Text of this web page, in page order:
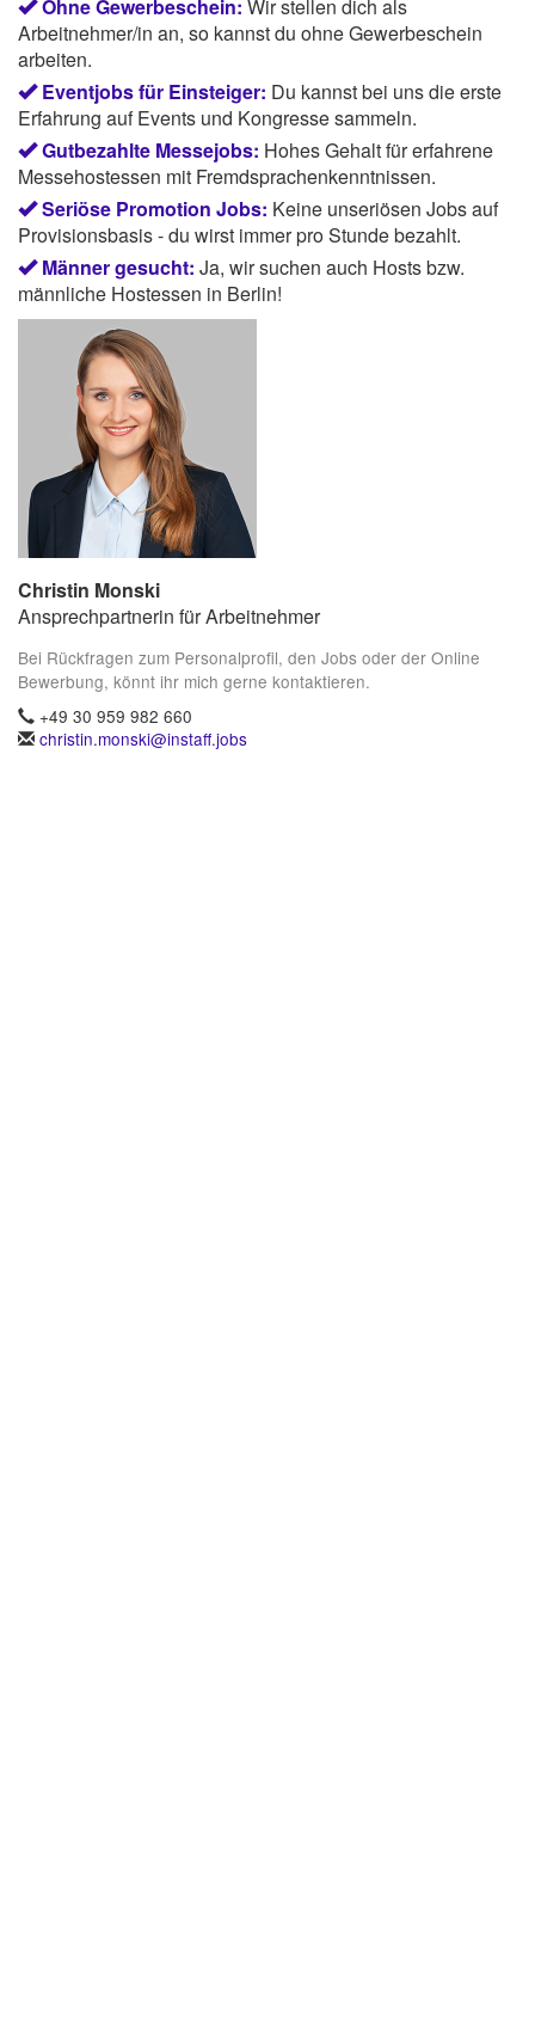
Ohne Gewerbeschein: Wir stellen dich als
Arbeitnehmer/in an, so kannst du ohne Gewerbeschein
arbeiten.
Eventjobs für Einsteiger: Du kannst bei uns die erste
Erfahrung auf Events und Kongresse sammeln.
Gutbezahlte Messejobs: Hohes Gehalt für erfahrene
Messehostessen mit Fremdsprachenkenntnissen.
Seriöse Promotion Jobs: Keine unseriösen Jobs auf
Provisionsbasis - du wirst immer pro Stunde bezahlt.
Männer gesucht: Ja, wir suchen auch Hosts bzw.
männliche Hostessen in Berlin!
Christin Monski
Ansprechpartnerin für Arbeitnehmer
Bei Rückfragen zum Personalprofil, den Jobs oder der Online
Bewerbung, könnt ihr mich gerne kontaktieren.
+49 30 959 982 660
christin.monski@instaff.jobs